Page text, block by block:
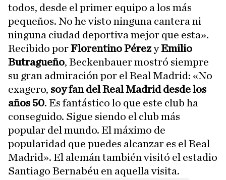
todos, desde el primer equipo a los más
pequeños. No he visto ninguna cantera ni
ninguna ciudad deportiva mejor que esta».
Recibido porFlorentino PérezyEmilio
Butragueño, Beckenbauer mostró siempre
su gran admiración por el Real Madrid: «No
exagero, soy fan del Real Madrid desde los
años 50. Es fantástico lo que este club ha
conseguido. Sigue siendo el club más
popular del mundo. El máximo de
popularidad que puedes alcanzar es el Real
Madrid». El alemán también visitó el estadio
Santiago Bernabéu en aquella visita.